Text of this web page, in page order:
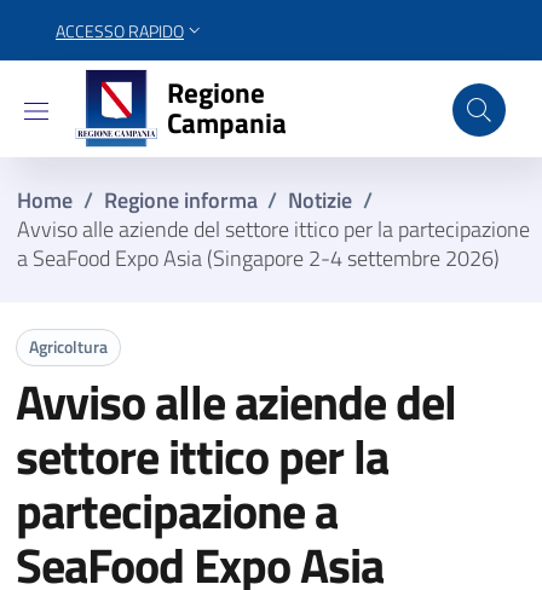
ACCESSO RAPIDO
Regione Campania
Regione
Campania
Home / Regione informa / Notizie /
Avviso alle aziende del settore ittico per la partecipazione
a SeaFood Expo Asia (Singapore 2-4 settembre 2026)
Agricoltura
Avviso alle aziende del
settore ittico per la
partecipazione a
SeaFood Expo Asia